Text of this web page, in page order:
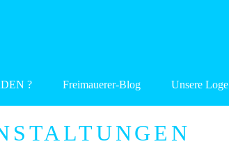
? Freimauerer-Blog Unsere Loge